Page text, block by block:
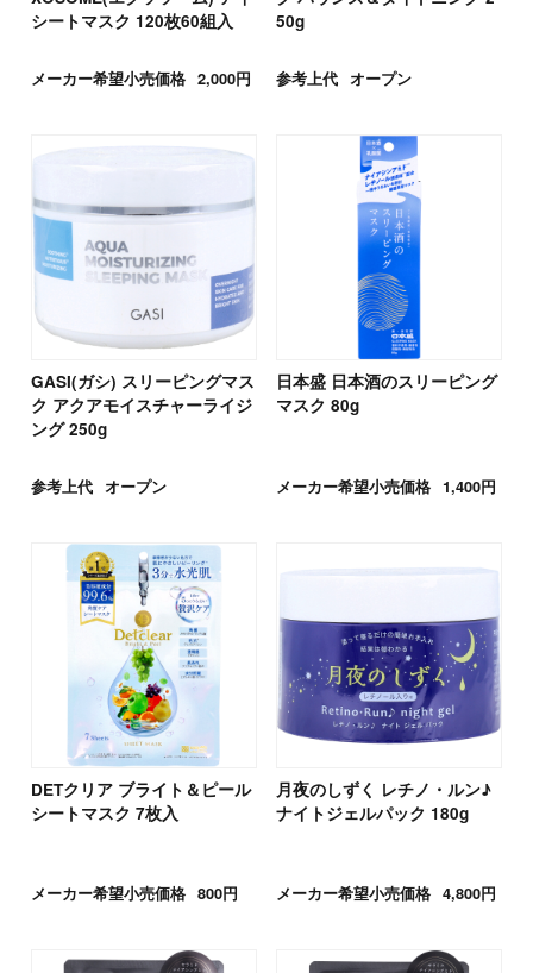
シートマスク 120枚60組入
メーカー希望小売価格 2,000円
50g
参考上代 オープン
GASI(ガシ) スリーピングマス
ク アクアモイスチャーライジ
ング 250g
参考上代 オープン
日本盛 日本酒のスリーピング
マスク 80g
メーカー希望小売価格 1,400円
DETクリア ブライト＆ピール
シートマスク 7枚入
メーカー希望小売価格 800円
月夜のしずく レチノ・ルン♪
ナイトジェルパック 180g
メーカー希望小売価格 4,800円